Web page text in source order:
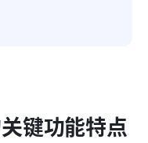
键功能特点